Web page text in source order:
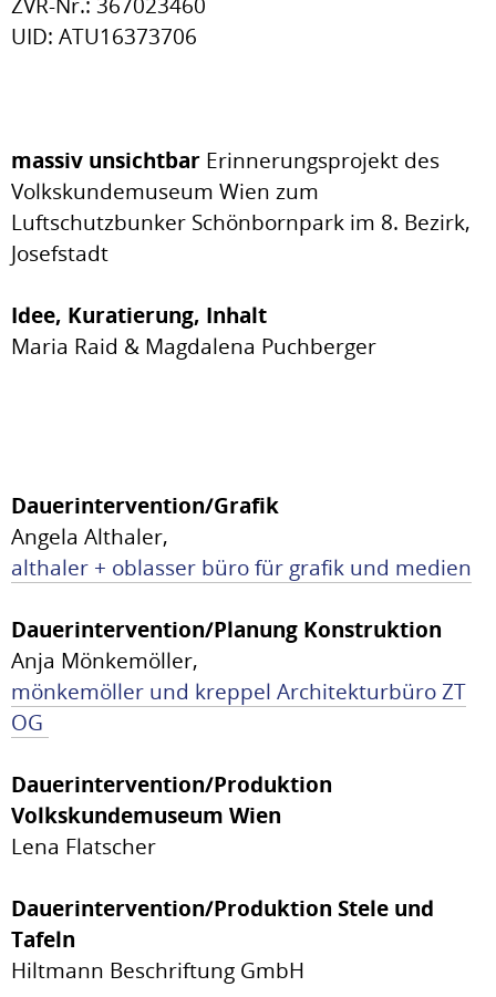
UID: ATU16373706
massiv unsichtbar Erinnerungsprojekt des
Volkskundemuseum Wien zum
Luftschutzbunker Schönbornpark im 8. Bezirk,
Josefstadt
Idee, Kuratierung, Inhalt
Maria Raid & Magdalena Puchberger
Dauerintervention/Grafik
Angela Althaler,
althaler + oblasser büro für grafik und medien
Dauerintervention/Planung Konstruktion
Anja Mönkemöller,
mönkemöller und kreppel Architekturbüro ZT
OG
Dauerintervention/Produktion
Volkskundemuseum Wien
Lena Flatscher
Dauerintervention/Produktion Stele und
Tafeln
Hiltmann Beschriftung GmbH